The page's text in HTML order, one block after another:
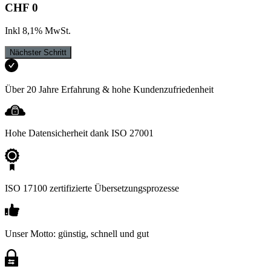
CHF 0
Inkl 8,1% MwSt.
Nächster Schritt
Über 20 Jahre Erfahrung & hohe Kundenzufriedenheit
Hohe Datensicherheit dank ISO 27001
ISO 17100 zertifizierte Übersetzungsprozesse
Unser Motto: günstig, schnell und gut